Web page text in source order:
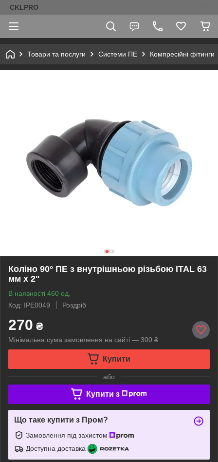
CKLPRO
Товари та послуги Системи ПЕ Компресійні фітинги
Коліно 90° ПЕ з внутрішньою різьбою ITAL 63
мм х 2"
В наявності 460 од.
Код: IPE0049
Роздріб
270 ₴
Мінімальна сума замовлення на сайті — 300 ₴
Купити
або
Купити з
Що таке купити з Пром?
Замовлення під захистом
Доступна доставка